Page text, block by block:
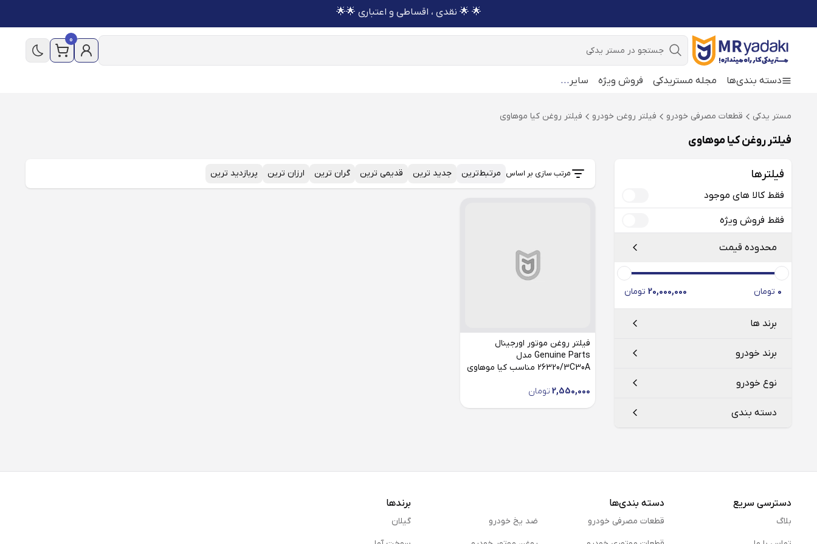
🌟 🌟 نقدی ، اقساطی و اعتباری 🌟🌟
جستجو
0
دسته بندی‌ها مجله مستریدکی فروش ویژه سایر ...
مستر یدکی قطعات مصرفی خودرو فیلتر روغن خودرو فیلتر روغن کیا موهاوی
فیلتر روغن کیا موهاوی
فیلترها
فقط کالا های موجود
فقط فروش ویژه
محدوده قیمت
0 تومان 20,000,000 تومان
برند ها
کیا KIA
برند خودرو
نوع خودرو
دسته بندی
مرتب سازی بر اساس مرتبط‌ترین جدید ترین قدیمی ترین گران ترین ارزان ترین پربازدید ترین
فیلتر روغن موتور اورجینال
Genuine Parts مدل
26320/3C30A مناسب کیا موهاوی
2,550,000 تومان
دسترسی سریع
بلاگ
دسته بندی‌ها
قطعات مصرفی خودرو
ضد یخ خودرو
برندها
گیلان